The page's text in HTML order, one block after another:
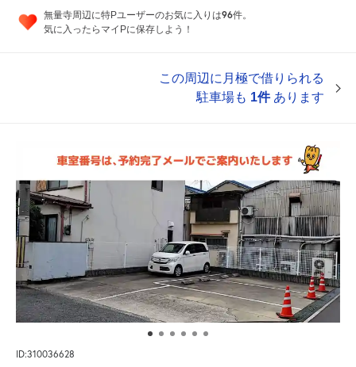
無量寺周辺に特Pユーザーのお気に入りは96件。
気に入ったらマイPに保存しよう！
この周辺に月極で借りられる
駐車場も 1件あります
ID:310036628